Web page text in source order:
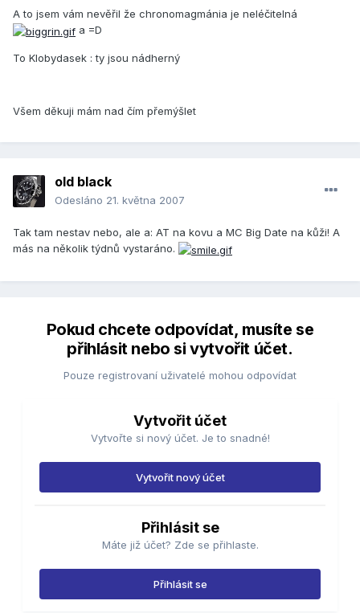
A to jsem vám nevěřil že chronomagmánia je neléčitelná
a =D
To Klobydasek : ty jsou nádherný
Všem děkuji mám nad čím přemýšlet
old black
Odesláno 21. května 2007
Tak tam nestav nebo, ale a: AT na kovu a MC Big Date na kůži! A
más na několik týdnů vystaráno.
Pokud chcete odpovídat, musíte se
přihlásit nebo si vytvořit účet.
Pouze registrovaní uživatelé mohou odpovídat
Vytvořit účet
Vytvořte si nový účet. Je to snadné!
Vytvořit nový účet
Přihlásit se
Máte již účet? Zde se přihlaste.
Přihlásit se